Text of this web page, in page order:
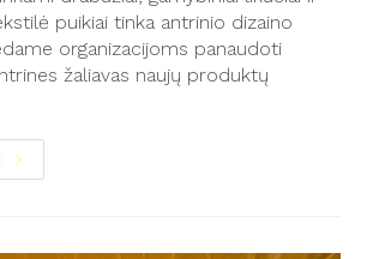
puikiai tinka antrinio dizaino
organizacijoms panaudoti
žaliavas naujų produktų